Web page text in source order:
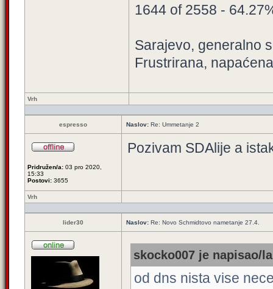
1644 of 2558 -
Sarajevo, generalno
Frustrirana,
Vrh
espresso Naslov: Re: Ummetanje 2
Pridružen/a: 03 pro 2020,
15:33
Postovi: 3655
Pozivam SDAlije a
Vrh
lider30 Naslov: Re: Novo Schmidtovo nametanje 27.4.
skocko007 je napisao/
od dns nista vise